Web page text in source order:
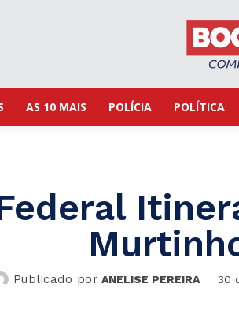
AS 10 MAIS POLÍCIA POLÍTICA
Publicado por ANELISE PEREIRA 30